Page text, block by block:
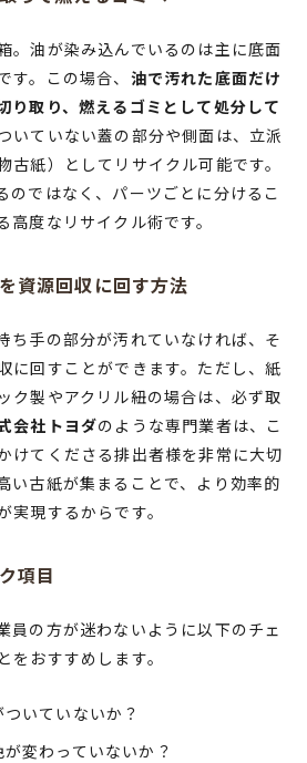
。油が染み込んでいるのは主に底面
す。この場合、 油で汚れた底面だけ
り取り、燃えるゴミとして処分して
いていない蓋の部分や側面は、立派
古紙）としてリサイクル可能です。
のではなく、パーツごとに分けるこ
高度なリサイクル術です。
資源回収に回す方法
ち手の部分が汚れていなければ、そ
に回すことができます。ただし、紙
ク製やアクリル紐の場合は、必ず取
会社トヨダのような専門業者は、こ
けてくださる排出者様を非常に大切
い古紙が集まることで、より効率的
実現するからです。
項目
員の方が迷わないように以下のチェ
をおすすめします。
いていないか？
変わっていないか？